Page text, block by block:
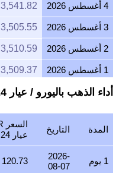
4 أغسطس 2026 3,541.82
3 أغسطس 2026 3,505.55
2 أغسطس 2026 3,510.59
1 أغسطس 2026 3,509.37
31 يوليو 2026 3,510.09
30 يوليو 2026 3,554.66
29 يوليو 2026 3,552.62
28 يوليو 2026 3,540.38
أداء الذهب باليورو / عيار 24 جرام
المدة التاريخ
عيار 24
1 يوم
2026-
08-07
120.73